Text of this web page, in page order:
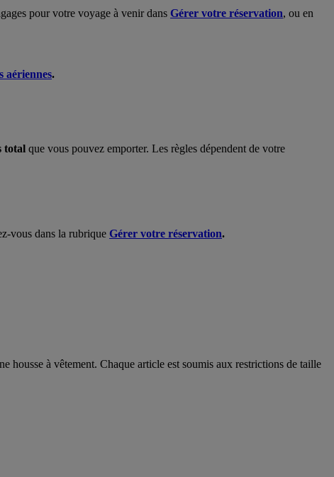
pour votre voyage à venir dans Gérer votre réservation, ou en
aériennes.
total que vous pouvez emporter. Les règles dépendent de votre
vous dans la rubrique Gérer votre réservation.
housse à vêtement. Chaque article est soumis aux restrictions de taille